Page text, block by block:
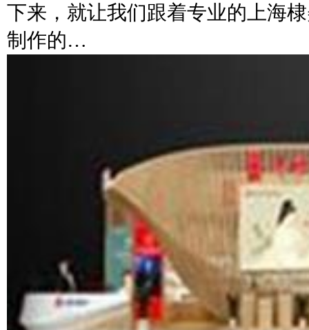
下来，就让我们跟着专业的上海
制作的…